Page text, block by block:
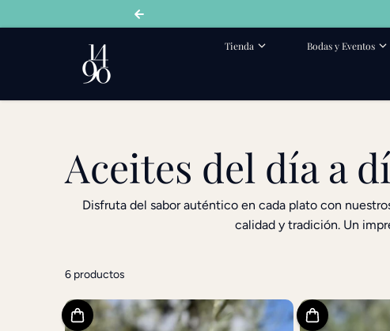
Tienda Bodas y Eventos
Aceites del día a
Disfruta del sabor auténtico en cada plato con
calidad y tradición. Un
6 productos